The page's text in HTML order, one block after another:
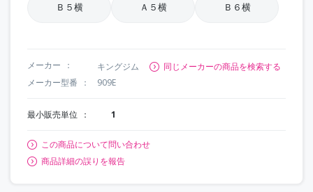
Ｂ５横 Ａ５横 Ｂ６横
メーカー キングジム
同じメーカーの商品を検索する
メーカー型番
909E
最小販売単位 1
この商品について問い合わせ
商品詳細の誤りを報告